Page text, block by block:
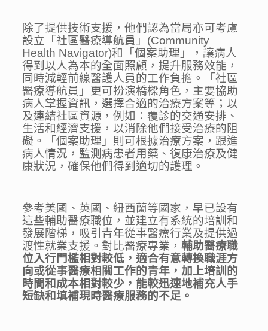
除了提供技術支援，他們認為當局亦可考慮
設立「社區醫療導航員」(Community
Health Navigator)和「個案助理」，讓病人
得到以人為本的全面照顧，提升服務效能，
同時減輕前線醫護人員的工作負擔。「社區
醫療導航員」更可扮演橋樑角色，主要協助
病人掌握資訊，選擇合適的治療方案等；以
及連結社區資源，例如：覆診的交通安排、
生活和經濟支援，以消除他們接受治療的阻
礙。「個案助理」則可根據治療方案，跟進
病人情況，監測病患者用藥、復康治療及健
康狀況，確保他們得到適切的護理。
參考美國、英國、紐西蘭等國家，早已設有
這些輔助醫療職位，並建立有系統的培訓和
發展階梯，吸引青年從事醫療行業及提供過
渡性就業支援。對比醫療專業，輔助醫療職
位入行門檻相對較低，適合有意轉換職涯方
向或從事醫療相關工作的青年，加上培訓的
時間和成本相對較少，能較迅速地補充人手
短缺和填補現時醫療服務的不足。